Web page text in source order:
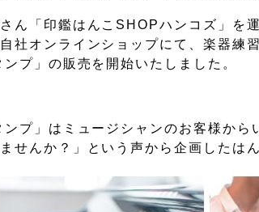
ん「印鑑はんこSHOPハンコズ」を
社オンラインショップにて、楽器練
プ」の販売を開始いたしました。
ンプ」はミュージシャンのお客様か
せんか？」という声から企画したはん